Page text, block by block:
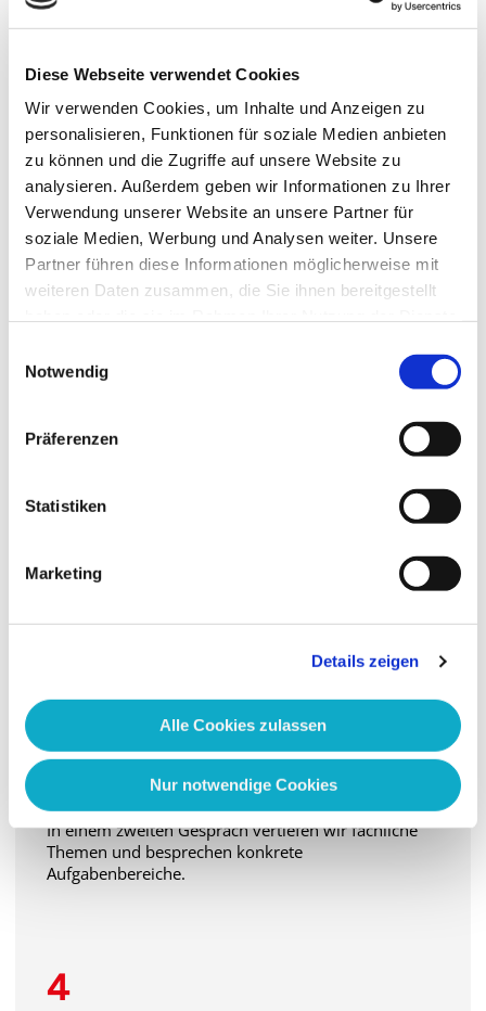
Diese Webseite verwendet Cookies
Wir verwenden Cookies, um Inhalte und Anzeigen zu
personalisieren, Funktionen für soziale Medien anbieten
zu können und die Zugriffe auf unsere Website zu
analysieren. Außerdem geben wir Informationen zu Ihrer
Verwendung unserer Website an unsere Partner für
soziale Medien, Werbung und Analysen weiter. Unsere
Partner führen diese Informationen möglicherweise mit
weiteren Daten zusammen, die Sie ihnen bereitgestellt
unsererDatenschutzerklärung
Notwendig
Präferenzen
Statistiken
Marketing
Details zeigen
Alle Cookies zulassen
Nur notwendige Cookies
Angebot und startest mit einem strukturierten Onboarding,
1
Online-Bewerbung
Erstes Gespräch
In einem ersten Gespräch lernen wir uns kennen
Fachliches Interview
In einem zweiten Gespräch vertiefen wir fachliche
Themen und besprechen konkrete
Aufgabenbereiche.
4